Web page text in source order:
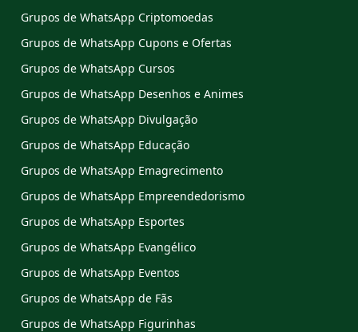
Grupos de WhatsApp Criptomoedas
Grupos de WhatsApp Cupons e Ofertas
Grupos de WhatsApp Cursos
Grupos de WhatsApp Desenhos e Animes
Grupos de WhatsApp Divulgação
Grupos de WhatsApp Educação
Grupos de WhatsApp Emagrecimento
Grupos de WhatsApp Empreendedorismo
Grupos de WhatsApp Esportes
Grupos de WhatsApp Evangélico
Grupos de WhatsApp Eventos
Grupos de WhatsApp de Fãs
Grupos de WhatsApp Figurinhas